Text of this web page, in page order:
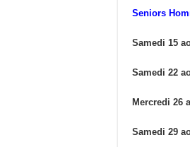
Seniors
Samedi 15
Samedi 22
Mercredi 26
Samedi 29